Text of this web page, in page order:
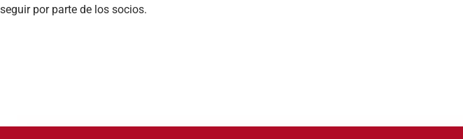
seguir por parte de los socios.